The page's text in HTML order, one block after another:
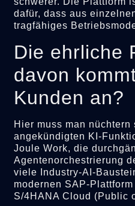
dafür, dass aus
tragfähiges
Die ehrliche
davon
Kunden an?
Hier muss man
angekündigten KI-
Joule Work, die
Agentenorchestrierung
viele Industry-AI-
modernen SAP-
S/4HANA Cloud (Public